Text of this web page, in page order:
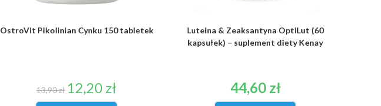
OstroVit Pikolinian Cynku 150 tabletek
13,90zł 12,20zł
Luteina & Zeaksantyna OptiLut (60
kapsułek) – suplement diety Kenay
44,60 zł